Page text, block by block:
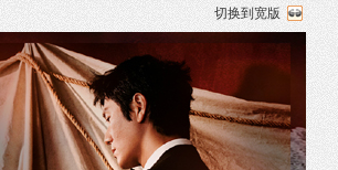
切换到宽版